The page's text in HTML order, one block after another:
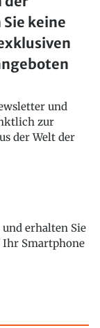
keine
und
zur
der Welt der
erhalten Sie
Ihr Smartphone